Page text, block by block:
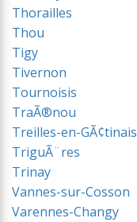
Thorailles
Thou
Tigy
Tivernon
Tournoisis
TraÃ®nou
Treilles-en-GÃ¢tinais
TriguÃ¨res
Trinay
Vannes-sur-Cosson
Varennes-Changy